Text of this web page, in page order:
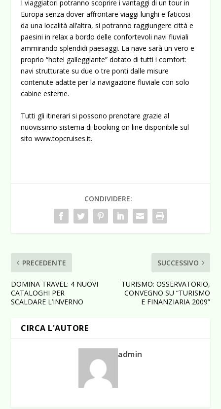
I viaggiatori potranno scoprire i vantaggi di un tour in
Europa senza dover affrontare viaggi lunghi e faticosi
da una località all’altra, si potranno raggiungere città e
paesini in relax a bordo delle confortevoli navi fluviali
ammirando splendidi paesaggi. La nave sarà un vero e
proprio “hotel galleggiante” dotato di tutti i comfort:
navi strutturate su due o tre ponti dalle misure
contenute adatte per la navigazione fluviale con solo
cabine esterne.
Tutti gli itinerari si possono prenotare grazie al
nuovissimo sistema di booking on line disponibile sul
sito www.topcruises.it.
CONDIVIDERE:
PRECEDENTE
DOMINA TRAVEL: 4 NUOVI
CATALOGHI PER
SCALDARE L’INVERNO
SUCCESSIVO
TURISMO: OSSERVATORIO,
CONVEGNO SU “TURISMO
E FINANZIARIA 2009”
CIRCA L'AUTORE
admin